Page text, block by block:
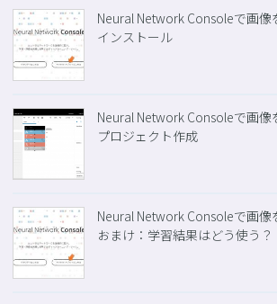
Neural Network Consoleで画像
インストール
Neural Network Consoleで画像
プロジェクト作成
Neural Network Consoleで画像
おまけ：学習結果はどう使う？